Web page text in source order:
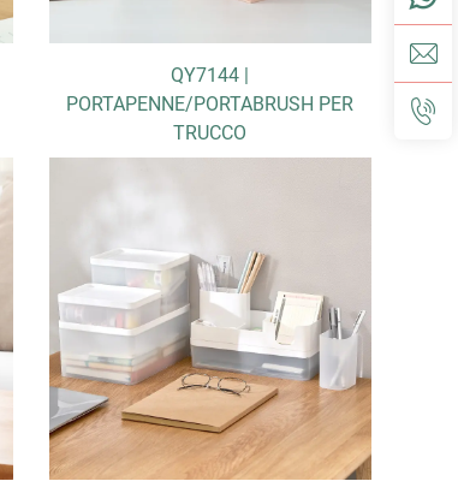
QY7144 |
PORTAPENNE/PORTABRUSH PER
TRUCCO